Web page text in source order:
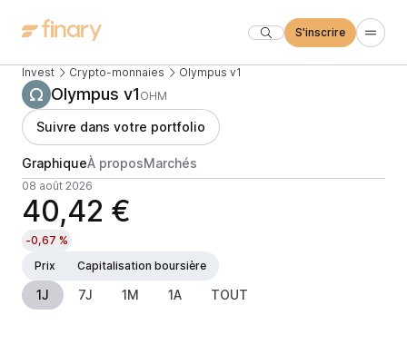
S'inscrire
Invest Crypto-monnaies Olympus v1
Olympus v1 OHM
Suivre dans votre portfolio
GraphiqueÀ proposMarchés
08 août 2026
40,42 €
-0,67 %
Prix
Capitalisation boursière
1J 7J 1M 1A TOUT